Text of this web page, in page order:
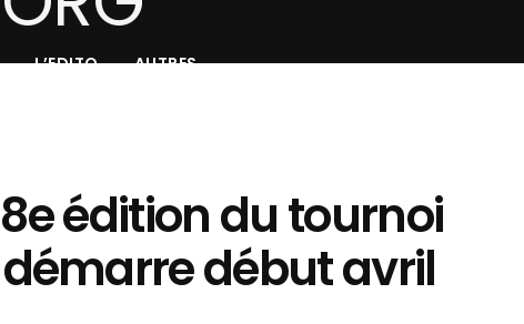
L’EDITO AUTRES
édition du tournoi
début avril